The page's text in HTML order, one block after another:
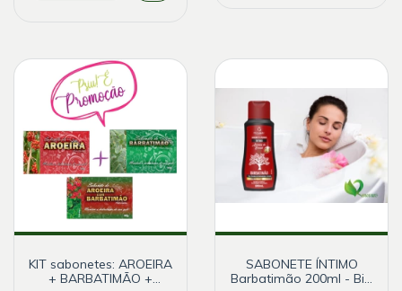
KIT sabonetes: AROEIRA
+ BARBATIMÃO +
SABONETE ÍNTIMO
Barbatimão 200ml - Bio